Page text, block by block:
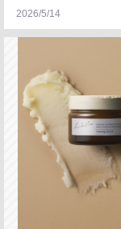
2026/5/14